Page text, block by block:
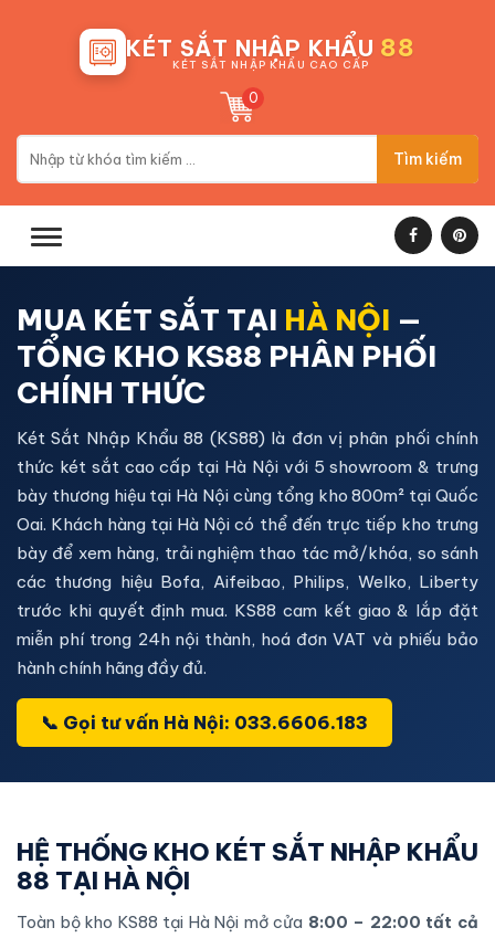
KÉT SẮT NHẬP KHẨU 88
KÉT SẮT NHẬP KHẨU CAO CẤP
0
Tìm kiếm
MUA KÉT SẮT TẠI HÀ NỘI —
TỔNG KHO KS88 PHÂN PHỐI
CHÍNH THỨC
Két Sắt Nhập Khẩu 88 (KS88)là đơn vị phân phối chính
thức két sắt cao cấp tại Hà Nộivới 5 showroom & trưng
bày thương hiệu tại Hà Nội cùng tổng kho 800m² tại Quốc
Oai. Khách hàng tại Hà Nội có thể đến trực tiếp kho trưng
bày để xem hàng, trải nghiệm thao tác mở/khóa, so sánh
các thương hiệu Bofa, Aifeibao, Philips, Welko, Liberty
trước khi quyết định mua. KS88 cam kết giao & lắp đặt
miễn phí trong 24h nội thành, hoá đơn VAT và phiếu bảo
hành chính hãng đầy đủ.
📞 Gọi tư vấn Hà Nội: 033.6606.183
HỆ THỐNG KHO KÉT SẮT NHẬP KHẨU
88 TẠI HÀ NỘI
Toàn bộ kho KS88 tại Hà Nội mở cửa 8:00 – 22:00 tất cả